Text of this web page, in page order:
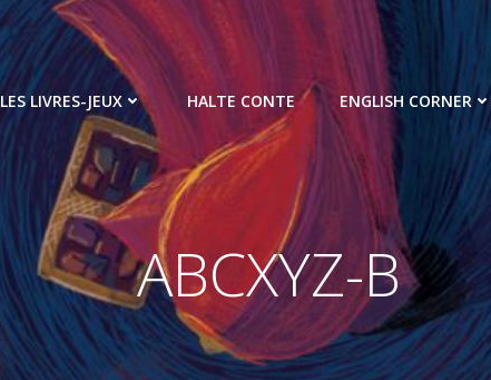
LES LIVRES-JEUX HALTE CONTE ENGLISH CORNER
ABCXYZ-B